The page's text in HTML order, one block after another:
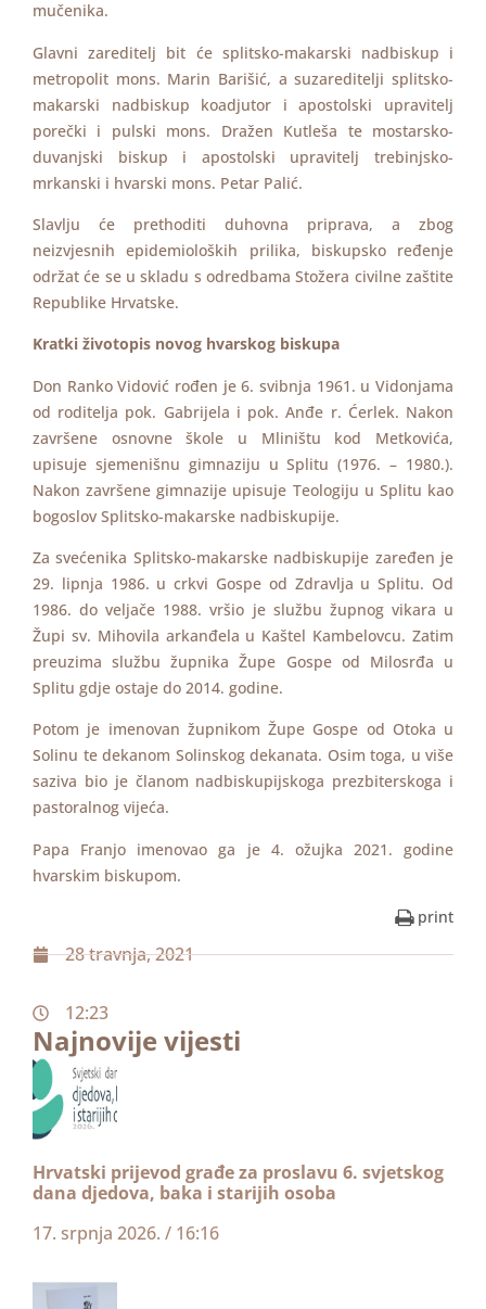
mučenika.
Glavni zareditelj bit će splitsko-makarski nadbiskup i
metropolit mons. Marin Barišić, a suzareditelji splitsko-
makarski nadbiskup koadjutor i apostolski upravitelj
porečki i pulski mons. Dražen Kutleša te mostarsko-
duvanjski biskup i apostolski upravitelj trebinjsko-
mrkanski i hvarski mons. Petar Palić.
Slavlju će prethoditi duhovna priprava, a zbog
neizvjesnih epidemioloških prilika, biskupsko ređenje
održat će se u skladu s odredbama Stožera civilne zaštite
Republike Hrvatske.
Kratki životopis novog hvarskog biskupa
Don Ranko Vidović rođen je 6. svibnja 1961. u Vidonjama
od roditelja pok. Gabrijela i pok. Anđe r. Ćerlek. Nakon
završene osnovne škole u Mliništu kod Metkovića,
upisuje sjemenišnu gimnaziju u Splitu (1976. – 1980.).
Nakon završene gimnazije upisuje Teologiju u Splitu kao
bogoslov Splitsko-makarske nadbiskupije.
Za svećenika Splitsko-makarske nadbiskupije zaređen je
29. lipnja 1986. u crkvi Gospe od Zdravlja u Splitu. Od
1986. do veljače 1988. vršio je službu župnog vikara u
Župi sv. Mihovila arkanđela u Kaštel Kambelovcu. Zatim
preuzima službu župnika Župe Gospe od Milosrđa u
Splitu gdje ostaje do 2014. godine.
Potom je imenovan župnikom Župe Gospe od Otoka u
Solinu te dekanom Solinskog dekanata. Osim toga, u više
saziva bio je članom nadbiskupijskoga prezbiterskoga i
pastoralnog vijeća.
Papa Franjo imenovao ga je 4. ožujka 2021. godine
hvarskim biskupom.
print
28 travnja, 2021
12:23
Najnovije vijesti
Hrvatski prijevod građe za proslavu 6. svjetskog
dana djedova, baka i starijih osoba
17. srpnja 2026.
16:16